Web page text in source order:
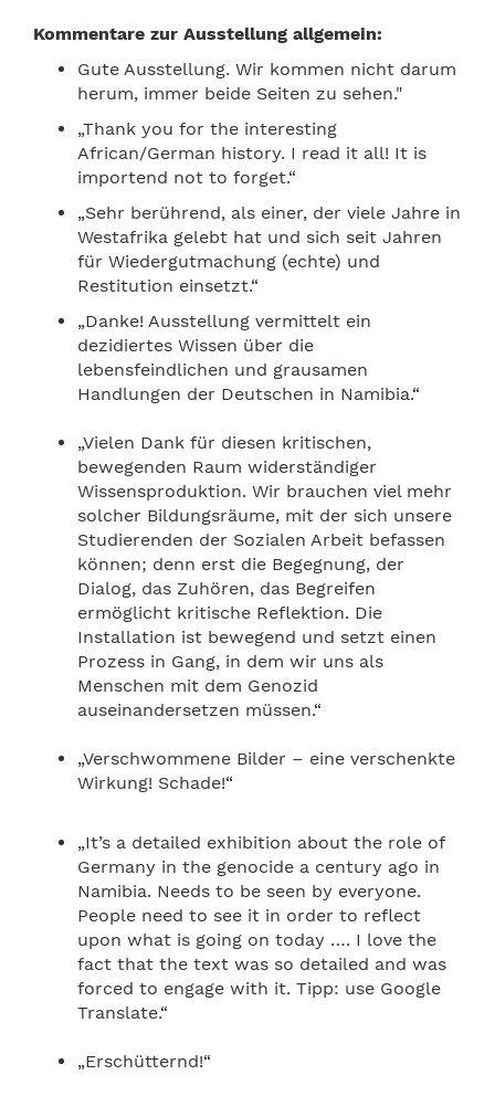
Kommentare zur Ausstellung allgemein:
Gute Ausstellung. Wir kommen nicht darum
herum, immer beide Seiten zu sehen."
„Thank you for the interesting
African/German history. I read it all! It is
importend not to forget.“
„Sehr berührend, als einer, der viele Jahre in
Westafrika gelebt hat und sich seit Jahren
für Wiedergutmachung (echte) und
Restitution einsetzt.“
„Danke! Ausstellung vermittelt ein
dezidiertes Wissen über die
lebensfeindlichen und grausamen
Handlungen der Deutschen in Namibia.“
„Vielen Dank für diesen kritischen,
bewegenden Raum widerständiger
Wissensproduktion. Wir brauchen viel mehr
solcher Bildungsräume, mit der sich unsere
Studierenden der Sozialen Arbeit befassen
können; denn erst die Begegnung, der
Dialog, das Zuhören, das Begreifen
ermöglicht kritische Reflektion. Die
Installation ist bewegend und setzt einen
Prozess in Gang, in dem wir uns als
Menschen mit dem Genozid
auseinandersetzen müssen.“
„Verschwommene Bilder – eine verschenkte
Wirkung! Schade!“
„It’s a detailed exhibition about the role of
Germany in the genocide a century ago in
Namibia. Needs to be seen by everyone.
People need to see it in order to reflect
upon what is going on today …. I love the
fact that the text was so detailed and was
forced to engage with it. Tipp: use Google
Translate.“
„Erschütternd!“